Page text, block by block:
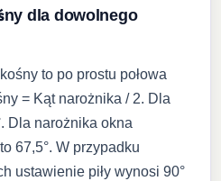
dla dowolnego
to po prostu połowa
= Kąt narożnika / 2. Dla
Dla narożnika okna
67,5°. W przypadku
ustawienie piły wynosi 90°